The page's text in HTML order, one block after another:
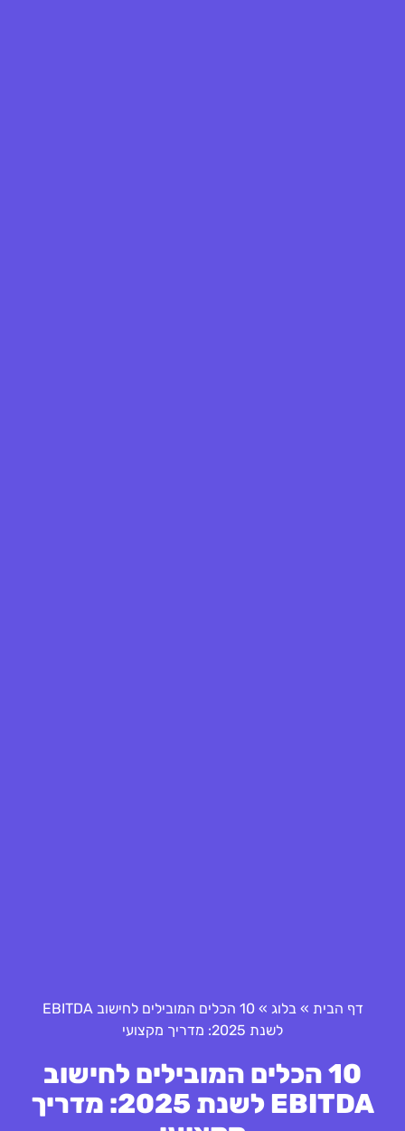
דף הבית »בלוג »
10 הכלים המובילים לחישוב EBITDA
לשנת 2025: מדריך מקצועי
10 הכלים המובילים לחישוב
EBITDA לשנת 2025: מדריך